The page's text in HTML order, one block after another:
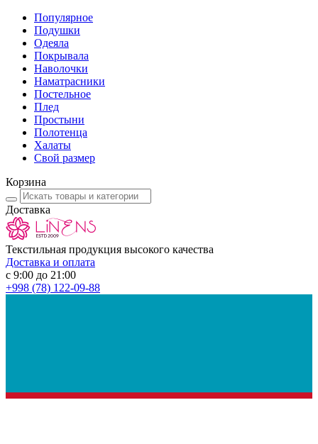
Популярное
Подушки
Одеяла
Покрывала
Наволочки
Наматрасники
Постельное
Плед
Простыни
Полотенца
Халаты
Свой размер
Корзина
Доставка
Текстильная продукция высокого качества
Доставка и оплата
с 9:00 до 21:00
+998 (78) 122-09-88